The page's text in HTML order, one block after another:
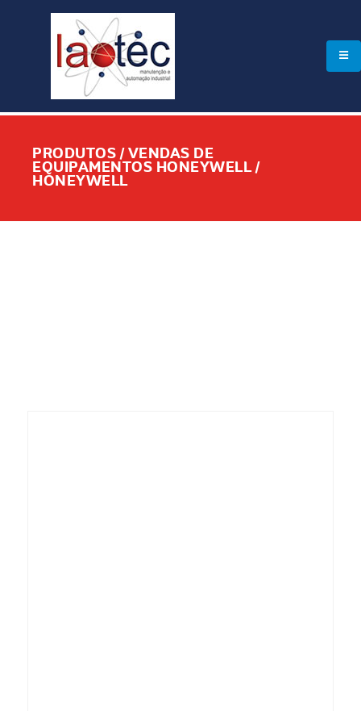
PRODUTOS / VENDAS DE
EQUIPAMENTOS HONEYWELL /
HONEYWELL